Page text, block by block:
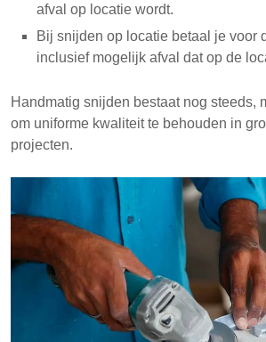
afval op locatie wordt.
Bij snijden op locatie betaal je voor
inclusief mogelijk afval dat op de
Handmatig snijden bestaat nog steeds,
om uniforme kwaliteit te behouden in
projecten.